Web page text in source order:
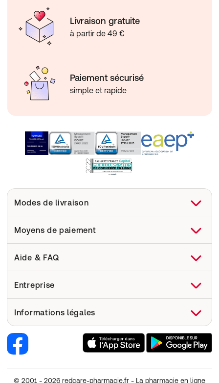
Livraison gratuite
à partir de 49 €
Paiement sécurisé
simple et rapide
Modes de livraison
Moyens de paiement
Aide & FAQ
Aide
Pharmacovigilance
Codes Promo
Entreprise
Site web de l'entreprise
Nos marques Redcare Pharmacie
Informations légales
Condition générales d'utilisation (CGU)
© 2001 - 2026 redcare-pharmacie.fr - La pharmacie en ligne